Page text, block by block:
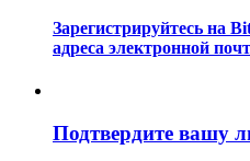
Руководство для
Зарегистрируйтесь на
адреса электронной
Подтвердите вашу